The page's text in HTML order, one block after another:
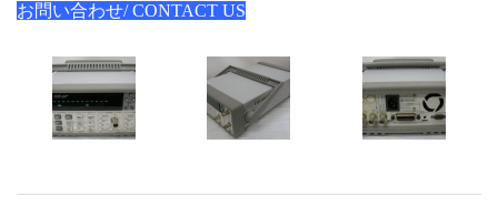
お問い合わせ/ CONTACT US